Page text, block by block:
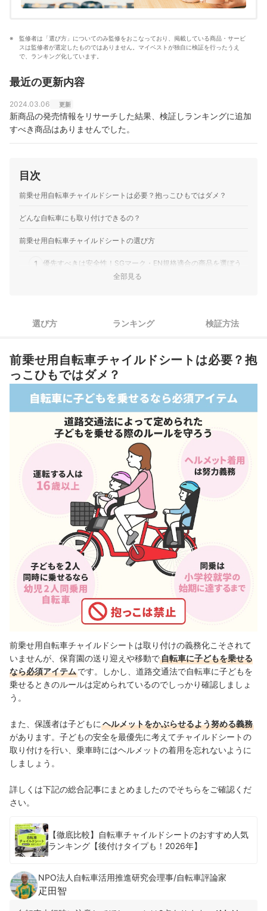
監修者は「選び方」についてのみ監修をおこなっており、掲載している商品・サービ
スは監修者が選定したものではありません。マイベストが独自に検証を行ったうえ
で、ランキング化しています。
最近の更新内容
2024.03.06 更新
新商品の発売情報をリサーチした結果、検証しランキングに追加
すべき商品はありませんでした。
目次
前乗せ用自転車チャイルドシートは必要？抱っこひもではダメ？
どんな自転車にも取り付けできるの？
前乗せ用自転車チャイルドシートの選び方
1 優先すべきは安全性！SGマーク・EN規格適合の商品を選ぼう
ものを
5 無理なく駐輪できるか確認。重さとサイズで選ぶことも
前乗せ用自転車チャイルドシート全9商品おすすめ人気ランキング
売れ筋の人気前乗せ用自転車チャイルドシート全9商品を徹底比較！
前乗せ用自転車チャイルドシートの使用で、注意することは？
自転車用チャイルドシートカバーは買ったほうがよい？
前乗せ用自転車チャイルドシートの売れ筋ランキングもチェック！
全部見る
選び方 ランキング 検証方法
前乗せ用自転車チャイルドシートは必要？抱
っこひもではダメ？
前乗せ用自転車チャイルドシートは取り付けの義務化こそされて
いませんが、保育園の送り迎えや移動で自転車に子どもを乗せる
なら必須アイテムです。しかし、道路交通法で自転車に子どもを
乗せるときのルールは定められているのでしっかり確認しましょ
う。
また、保護者は子どもに ヘルメットをかぶらせるよう努める義務
があります。子どもの安全を最優先に考えてチャイルドシートの
取り付けを行い、乗車時にはヘルメットの着用を忘れないように
しましょう。
詳しくは下記の総合記事にまとめましたのでそちらをご確認くだ
さい。
【徹底比較】自転車チャイルドシートのおすすめ人気
ランキング【後付けタイプも！2026年】
NPO法人自転車活用推進研究会理事/自転車評論家
疋田智